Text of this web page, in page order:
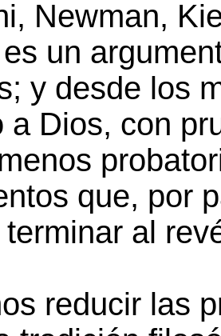
Newman,
un
y desde los
a Dios, con
que, por
al
reducir las